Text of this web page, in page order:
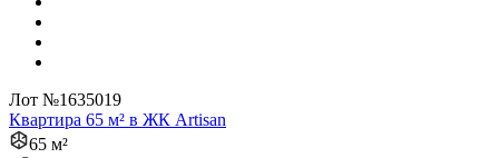
Лот №1635019
Квартира 65 м² в ЖК Artisan
65 м²